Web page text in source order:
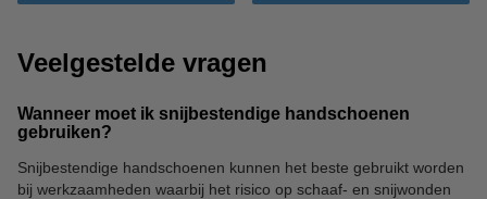
Veelgestelde vragen
Wanneer moet ik snijbestendige handschoenen
gebruiken?
Snijbestendige handschoenen kunnen het beste gebruikt worden
bij werkzaamheden waarbij het risico op schaaf- en snijwonden